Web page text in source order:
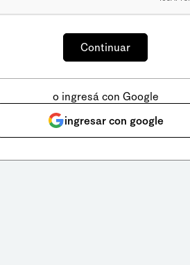
o ingresá con Google
ingresar con google